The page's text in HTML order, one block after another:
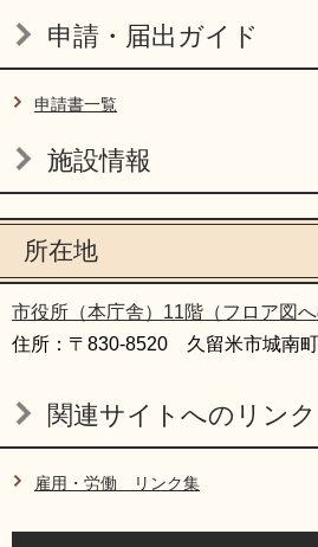
申請・届出ガイド
申請書一覧
施設情報
所在地
市役所（本庁舎）11階（フロア図へ
住所：〒830-8520 久留米市城南
関連サイトへのリンク
雇用・労働 リンク集